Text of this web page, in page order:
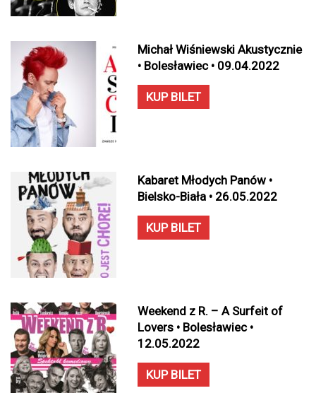
Michał Wiśniewski Akustycznie
• Bolesławiec • 09.04.2022
KUP BILET
Kabaret Młodych Panów •
Bielsko-Biała • 26.05.2022
KUP BILET
Weekend z R. – A Surfeit of
Lovers • Bolesławiec •
12.05.2022
KUP BILET